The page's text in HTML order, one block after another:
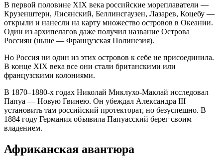
В первой половине XIX века российские мореплаватели —
Крузенштерн, Лисянский, Беллинсгаузен, Лазарев, Коцебу —
открыли и нанесли на карту множество островов в Океании.
Один из архипелагов даже получил название Острова
Россиян (ныне — Французская Полинезия).
Но Россия ни один из этих островов к себе не присоединила.
В конце XIX века все они стали британскими или
французскими колониями.
В 1870–1880-х годах Николай Миклухо-Маклай исследовал
Папуа — Новую Гвинею. Он убеждал Александра III
установить там российский протекторат, но безуспешно. В
1884 году Германия объявила Папуасский берег своим
владением.
Африканская авантюра